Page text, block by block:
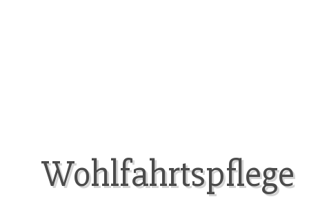
Wohlfahrtspflege